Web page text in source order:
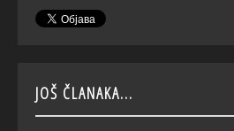
JOŠ ČLANAKA...